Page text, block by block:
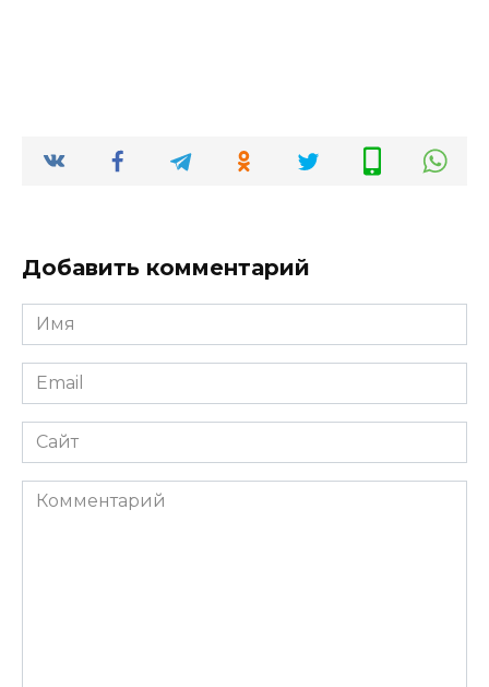
Добавить комментарий
Имя
*
Email
*
Сайт
Комментарий